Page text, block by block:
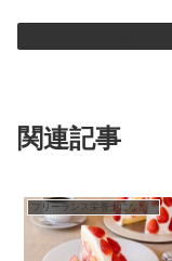
関連記事
フリーランス栄養士になるには